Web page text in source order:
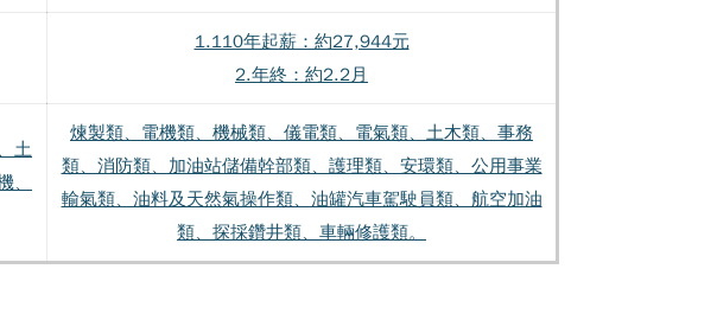
1.110年起薪：約27,944元
2.年終：約2.2月
土
、
煉製類、電機類、機械類、儀電類、電氣類、土木類、事務
類、消防類、加油站儲備幹部類、護理類、安環類、公用事業
輸氣類、油料及天然氣操作類、油罐汽車駕駛員類、航空加油
類、探採鑽井類、車輛修護類。